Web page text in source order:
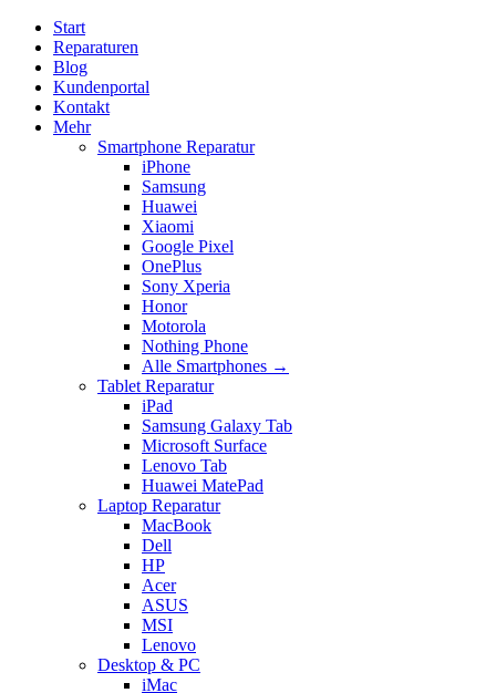
Start
Reparaturen
Blog
Kundenportal
Kontakt
Mehr
Smartphone Reparatur
iPhone
Samsung
Huawei
Xiaomi
Google Pixel
OnePlus
Sony Xperia
Honor
Motorola
Nothing Phone
Alle Smartphones →
Tablet Reparatur
iPad
Samsung Galaxy Tab
Microsoft Surface
Lenovo Tab
Huawei MatePad
Laptop Reparatur
MacBook
Dell
HP
Acer
ASUS
MSI
Lenovo
Desktop & PC
iMac